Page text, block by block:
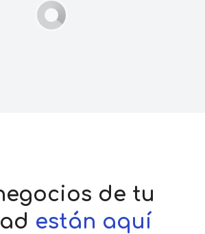
de tu
están aquí